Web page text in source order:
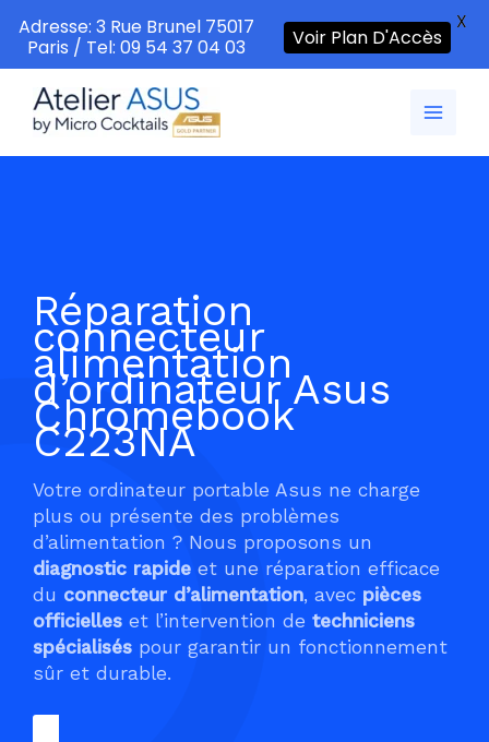
contenu
Réparation
connecteur
alimentation
d’ordinateur Asus
Chromebook
C223NA
Votre ordinateur portable Asus ne charge
plus ou présente des problèmes
d’alimentation ? Nous proposons un
diagnostic rapide et une réparation efficace
du connecteur d’alimentation, avec pièces
officielles et l’intervention de techniciens
spécialisés pour garantir un fonctionnement
sûr et durable.
Adresse: 3 Rue Brunel 75017
Paris / Tel: 09 54 37 04 03
Voir Plan D'Accès
X